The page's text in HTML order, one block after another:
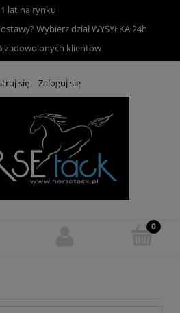
lat na rynku
Wybierz działWYSYŁKA 24h
zadowolonych klientów
się Zaloguj się